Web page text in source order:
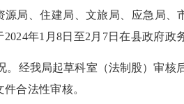
源局、住建局、文旅局、应急局
年1月8日至2月7日在县政府
经我局起草科室（法制股）审核
合法性审核。